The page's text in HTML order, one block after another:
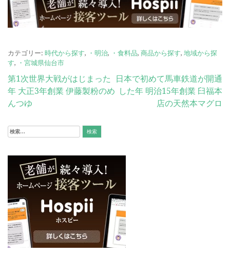
カテゴリー: 時代から探す, ・明治, ・食料品, 商品から探す, 地域から探
す, ・宮城県仙台市
投
稿
ビ
ー
シ
ョ
ン
第1次世界大戦がはじまった
年 大正3年創業 伊藤製粉のめ
んつゆ
日本で初めて馬車鉄道が開通
した年 明治15年創業 臼福本
店の天然本マグロ
検